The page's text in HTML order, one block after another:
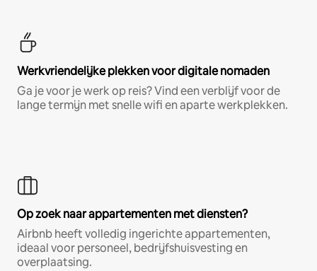
Werkvriendelijke plekken voor digitale nomaden
Ga je voor je werk op reis? Vind een verblijf voor de
lange termijn met snelle wifi en aparte werkplekken.
Op zoek naar appartementen met diensten?
Airbnb heeft volledig ingerichte appartementen,
ideaal voor personeel, bedrijfshuisvesting en
overplaatsing.